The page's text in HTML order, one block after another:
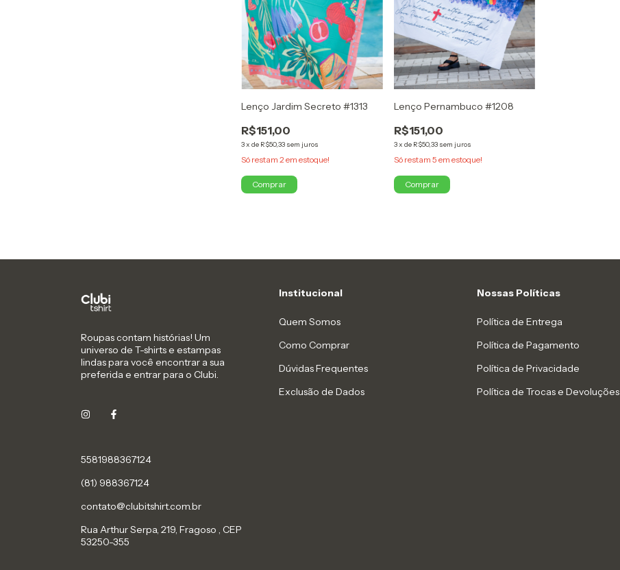
Lenço Jardim Secreto #1313
R$151,00
3xde R$50,33 sem juros
Só restam2 em estoque!
Lenço Pernambuco #1208
R$151,00
3x de R$50,33 sem juros
Só restam 5 em estoque!
Roupas contam histórias! Um
universo de T-shirts e estampas
lindas para você encontrar a sua
preferida e entrar para o Clubi.
5581988367124
(81) 988367124
contato@clubitshirt.com.br
Rua Arthur Serpa, 219, Fragoso , CEP
53250-355
Institucional
Quem Somos
Como Comprar
Dúvidas Frequentes
Exclusão de Dados
Nossas Políticas
Política de Entrega
Política de Pagamento
Política de Privacidade
Política de Trocas e Devoluções